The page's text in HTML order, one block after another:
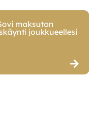
maksuton
joukkueellesi